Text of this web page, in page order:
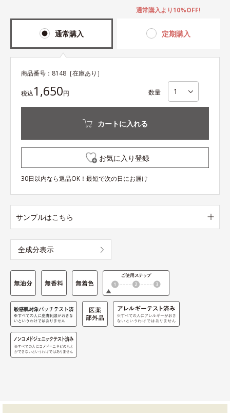
通常購入 定期購入
通常購入より10%OFF!
商品番号： 8148 ［在庫あり］
税込1,650円 数量
カートに入れる
お気に入り登録
30日以内なら返品OK！最短で次の日にお届け
サンプルはこちら
全成分表示